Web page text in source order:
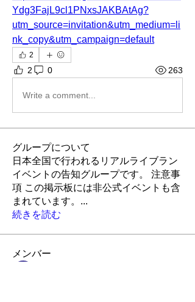
Ydg3FajL9cl1PNxsJAKBAtAg?
utm_source=invitation&utm_medium=li
nk_copy&utm_campaign=default
2
2 0 263
Write a comment...
グループについて
日本全国で行われるリアルライブラン
イベントの告知グループです。 注意事
項 この掲示板には非公式イベントも含
まれています。 ...
続きを読む
メンバー